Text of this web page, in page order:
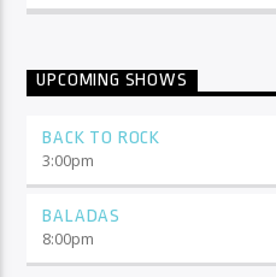
UPCOMING SHOWS
BACK TO ROCK
3:00pm
BALADAS
8:00pm